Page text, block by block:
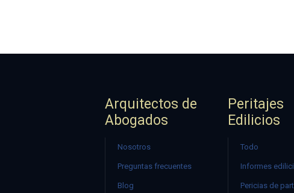
Arquitectos de
Abogados
Nosotros
Preguntas frecuentes
Blog
Peritajes
Edilicios
Todo
Informes
Pericias de